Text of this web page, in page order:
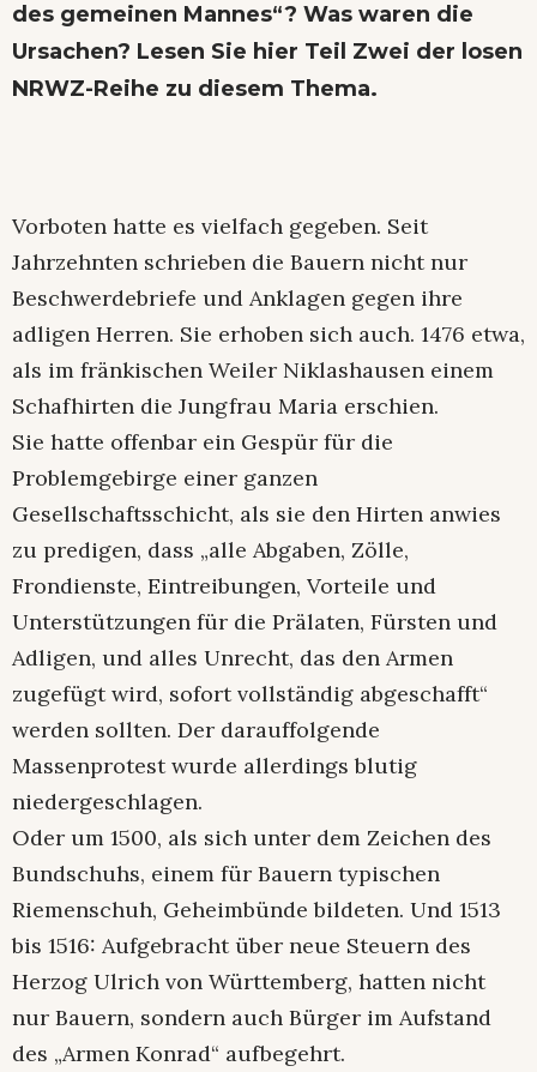
des gemeinen Mannes“? Was waren die
Ursachen? Lesen Sie hier Teil Zwei der losen
NRWZ-Reihe zu diesem Thema.
Vorboten hatte es vielfach gegeben. Seit
Jahrzehnten schrieben die Bauern nicht nur
Beschwerdebriefe und Anklagen gegen ihre
adligen Herren. Sie erhoben sich auch. 1476 etwa,
als im fränkischen Weiler Niklashausen einem
Schafhirten die Jungfrau Maria erschien.
Sie hatte offenbar ein Gespür für die
Problemgebirge einer ganzen
Gesellschaftsschicht, als sie den Hirten anwies
zu predigen, dass „alle Abgaben, Zölle,
Frondienste, Eintreibungen, Vorteile und
Unterstützungen für die Prälaten, Fürsten und
Adligen, und alles Unrecht, das den Armen
zugefügt wird, sofort vollständig abgeschafft“
werden sollten. Der darauffolgende
Massenprotest wurde allerdings blutig
niedergeschlagen.
Oder um 1500, als sich unter dem Zeichen des
Bundschuhs, einem für Bauern typischen
Riemenschuh, Geheimbünde bildeten. Und 1513
bis 1516: Aufgebracht über neue Steuern des
Herzog Ulrich von Württemberg, hatten nicht
nur Bauern, sondern auch Bürger im Aufstand
des „Armen Konrad“ aufbegehrt.